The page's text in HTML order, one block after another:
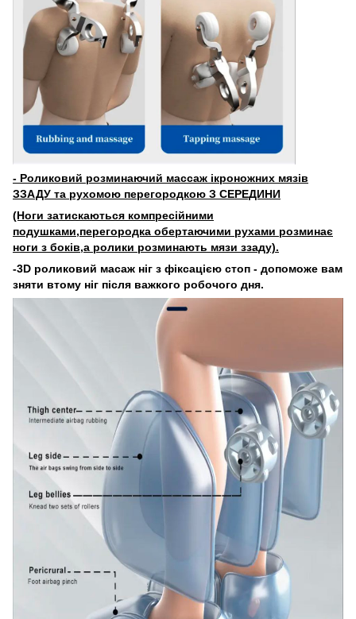
- Роликовий розминаючий массаж ікроножних мязів
ЗЗАДУ та рухомою перегородкою З СЕРЕДИНИ
(Ноги затискаються компресійними
подушками,перегородка обертаючими рухами розминає
ноги з боків,а ролики розминають мязи ззаду).
-3D роликовий масаж ніг з фіксацією стоп - допоможе вам
зняти втому ніг після важкого робочого дня.